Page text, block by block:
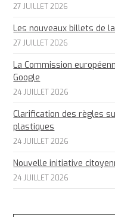
27 JUILLET 2026
Les nouveaux billets de
27 JUILLET 2026
La Commission
Google
24 JUILLET 2026
Clarification des règles
plastiques
24 JUILLET 2026
Nouvelle initiative
24 JUILLET 2026